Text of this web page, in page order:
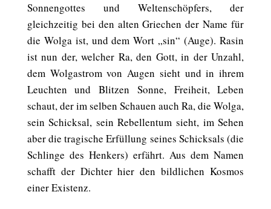
Sonnengottes und Weltenschöpfers, der
gleichzeitig bei den alten Griechen der Name für
die Wolga ist, und dem Wort „sin“ (Auge). Rasin
ist nun der, welcher Ra, den Gott, in der Unzahl,
dem Wolgastrom von Augen sieht und in ihrem
Leuchten und Blitzen Sonne, Freiheit, Leben
schaut, der im selben Schauen auch Ra, die Wolga,
sein Schicksal, sein Rebellentum sieht, im Sehen
aber die tragische Erfüllung seines Schicksals (die
Schlinge des Henkers) erfährt. Aus dem Namen
schafft der Dichter hier den bildlichen Kosmos
einer Existenz.